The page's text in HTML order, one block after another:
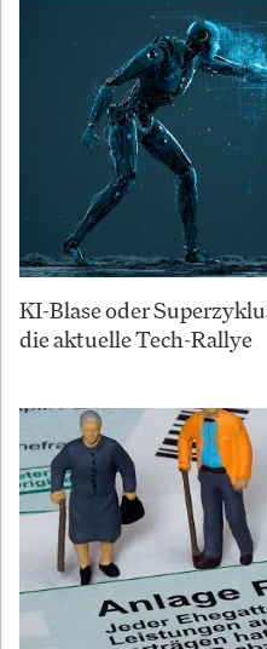
KI-Blase oder
die aktuelle Tech-Rallye